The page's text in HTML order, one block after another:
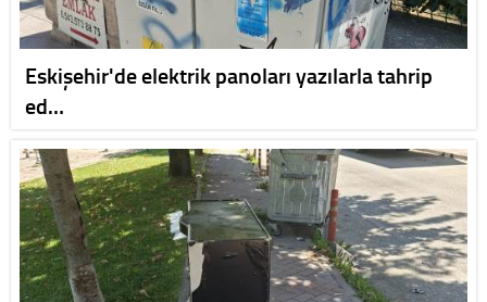
Eskişehir'de elektrik panoları yazılarla tahrip
ed…